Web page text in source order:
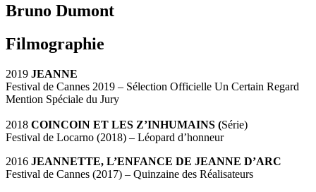
Bruno Dumont
Filmographie
2019 JEANNE
Festival de Cannes 2019 – Sélection Officielle Un Certain Regard
Mention Spéciale du Jury
2018 COINCOIN ET LES Z’INHUMAINS (Série)
Festival de Locarno (2018) – Léopard d’honneur
2016 JEANNETTE, L’ENFANCE DE JEANNE D’ARC
Festival de Cannes (2017) – Quinzaine des Réalisateurs